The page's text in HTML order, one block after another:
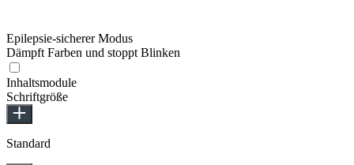
Epilepsie-sicherer Modus
Dämpft Farben und stoppt Blinken
Inhaltsmodule
Schriftgröße
Standard